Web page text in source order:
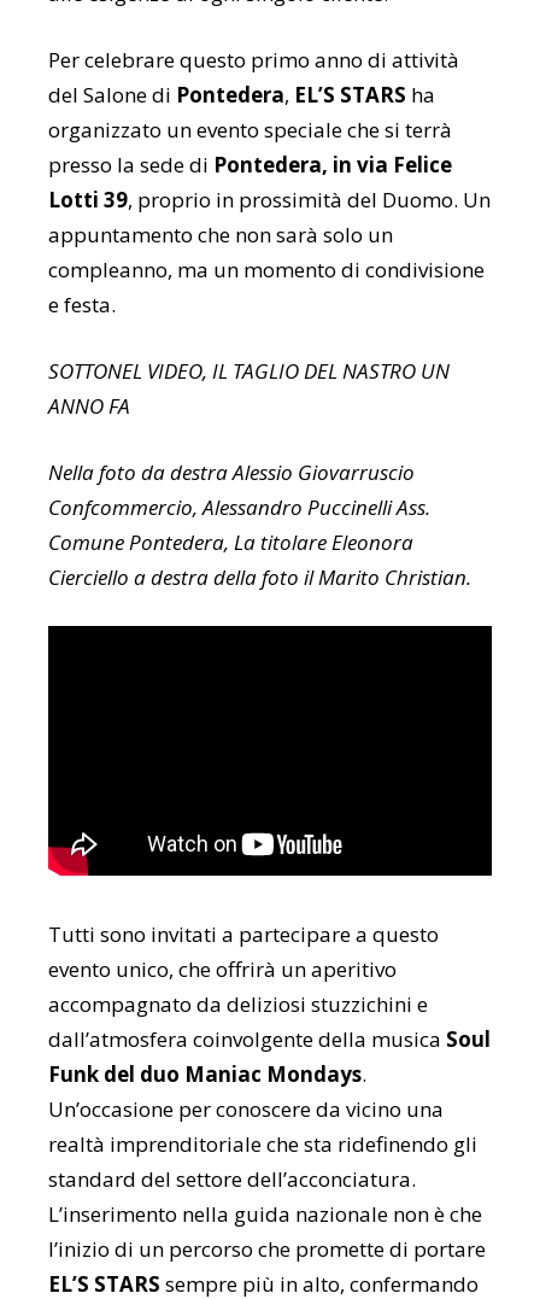
Per celebrare questo primo anno di attività
del Salone di Pontedera, EL’S STARS ha
organizzato un evento speciale che si terrà
presso la sede di Pontedera, in via Felice
Lotti 39, proprio in prossimità del Duomo. Un
appuntamento che non sarà solo un
compleanno, ma un momento di condivisione
e festa.
SOTTONEL VIDEO, IL TAGLIO DEL NASTRO UN
ANNO FA
Nella foto da destra Alessio Giovarruscio
Confcommercio, Alessandro Puccinelli Ass.
Comune Pontedera, La titolare Eleonora
Cierciello a destra della foto il Marito Christian.
Tutti sono invitati a partecipare a questo
evento unico, che offrirà un aperitivo
accompagnato da deliziosi stuzzichini e
dall’atmosfera coinvolgente della musica Soul
Funk del duo Maniac Mondays.
Un’occasione per conoscere da vicino una
realtà imprenditoriale che sta ridefinendo gli
standard del settore dell’acconciatura.
L’inserimento nella guida nazionale non è che
l’inizio di un percorso che promette di portare
EL’S STARS sempre più in alto, confermando